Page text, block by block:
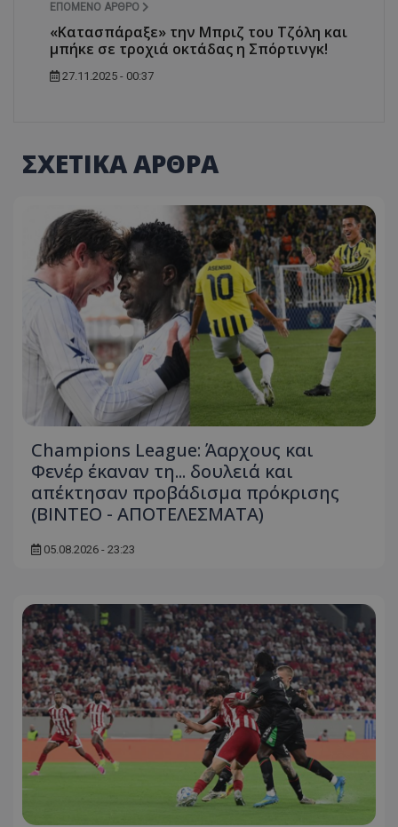
ΕΠΌΜΕΝΟ ΆΡΘΡΟ
«Κατασπάραξε» την Μπριζ του Τζόλη και
μπήκε σε τροχιά οκτάδας η Σπόρτινγκ!
27.11.2025 - 00:37
ΣΧΕΤΙΚΑ ΑΡΘΡΑ
Champions League: Άαρχους και
Φενέρ έκαναν τη... δουλειά και
απέκτησαν προβάδισμα πρόκρισης
(ΒΙΝΤΕΟ - ΑΠΟΤΕΛΕΣΜΑΤΑ)
05.08.2026 - 23:23